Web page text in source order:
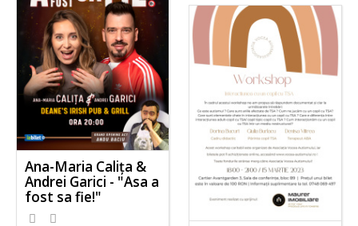
Ana-Maria Calița &
Andrei Garici - "Asa a
fost sa fie!"